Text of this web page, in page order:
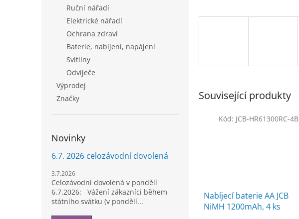
Ruční nářadí
Elektrické nářadí
Ochrana zdraví
Baterie, nabíjení, napájení
Svítilny
Odvíječe
Výprodej
Značky
Novinky
6.7. 2026 celozávodní dovolená
3.7.2026
Celozávodní dovolená v pondělí
6.7.2026: Vážení zákazníci během
státního svátku (v pondělí...
Související produkty
Nabíjecí baterie AA JCB
NiMH 1200mAh, 4 ks
Kód: JCB-HR61300RC-4B